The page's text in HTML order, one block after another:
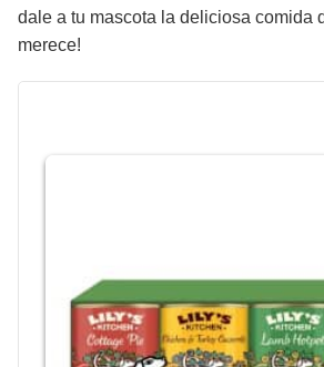
dale a tu mascota la deliciosa comida
merece!